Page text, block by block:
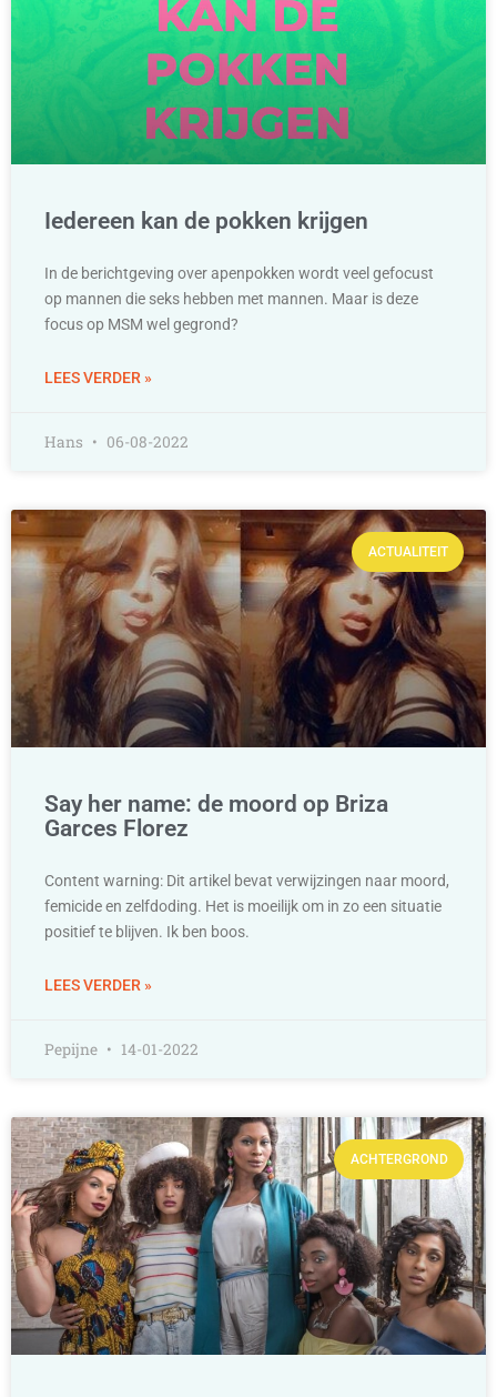
Iedereen kan de pokken krijgen
In de berichtgeving over apenpokken wordt veel gefocust
op mannen die seks hebben met mannen. Maar is deze
focus op MSM wel gegrond?
LEES VERDER »
Hans 06-08-2022
ACTUALITEIT
Say her name: de moord op Briza
Garces Florez
Content warning: Dit artikel bevat verwijzingen naar moord,
femicide en zelfdoding. Het is moeilijk om in zo een situatie
positief te blijven. Ik ben boos.
LEES VERDER »
Pepijne 14-01-2022
ACHTERGROND